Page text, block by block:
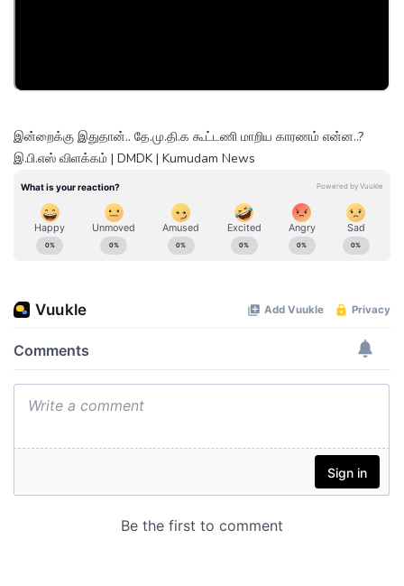
இன்றைக்கு இதுதான்.. தே.மு.தி.க கூட்டணி மாறிய காரணம் என்ன..?
இ.பி.எஸ் விளக்கம் | DMDK | Kumudam News